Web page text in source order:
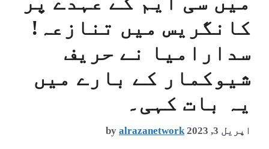
کانگریس میں تنازعہ!
سدارامیا نے حریف
شیوکمار کے بارے میں
یہ بات کہی۔
اپریل 3, 2023 by alrazanetwork